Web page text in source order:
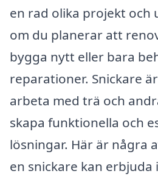
en rad olika projekt och
om du planerar att
bygga nytt eller bara
reparationer. Snickare
arbeta med trä och
skapa funktionella och
lösningar. Här är några
en snickare kan erbjuda